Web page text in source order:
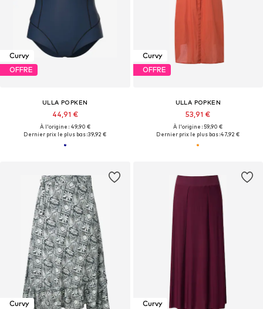
Curvy
OFFRE
ULLA POPKEN
44,91 €
À l'origine : 49,90 €
Dernier prix le plus bas :39,92 €
Curvy
OFFRE
ULLA POPKEN
53,91 €
À l'origine : 59,90 €
Dernier prix le plus bas :47,92 €
Curvy
Curvy